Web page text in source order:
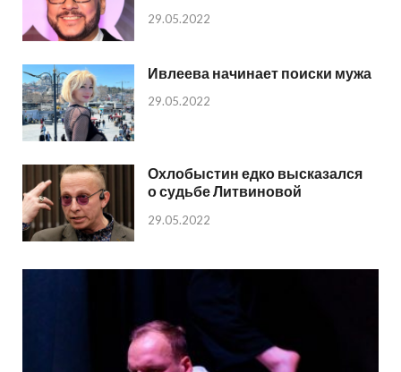
29.05.2022
Ивлеева начинает поиски мужа
29.05.2022
Охлобыстин едко высказался
о судьбе Литвиновой
29.05.2022